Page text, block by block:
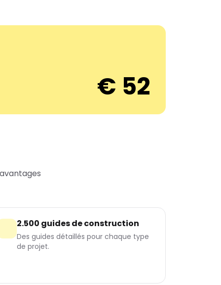
€ 52
2.500 guides de construction
Des guides détaillés pour chaque type
de projet.